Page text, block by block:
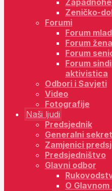
Zeničko-
Forumi
Forum
Forum žena
Forum
Forum
aktivistica
Odbori i Savjeti
Video
Fotografije
Naši ljudi
Predsjednik
Generalni
Zamjenici
Predsjedništvo
Glavni odbor
O